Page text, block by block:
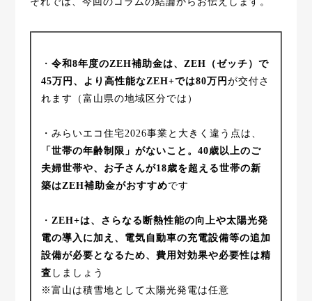
・ 令和8年度のZEH補助金は、ZEH（ゼッチ）で
45万円、より高性能なZEH+では80万円 が交付さ
れます（富山県の地域区分では）
・みらいエコ住宅2026事業と大きく違う点は、
「世帯の年齢制限」がないこと。40歳以上のご
夫婦世帯や、お子さんが18歳を超える世帯の新
築はZEH補助金がおすすめです
・ ZEH+は、さらなる断熱性能の向上や太陽光発
電の導入に加え、電気自動車の充電設備等の追加
設備が必要となるため、費用対効果や必要性は精
査 しましょう
※富山は積雪地として太陽光発電は任意